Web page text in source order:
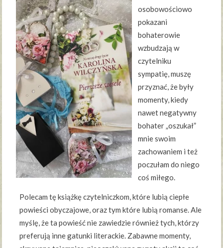
osobowościowo
pokazani
bohaterowie
wzbudzają w
czytelniku
sympatię, muszę
przyznać, że były
momenty, kiedy
nawet negatywny
bohater „oszukał”
mnie swoim
zachowaniem i też
poczułam do niego
coś miłego.
Polecam tę książkę czytelniczkom, które lubią ciepłe
powieści obyczajowe, oraz tym które lubią romanse. Ale
myślę, że ta powieść nie zawiedzie również tych, którzy
preferują inne gatunki literackie. Zabawne momenty,